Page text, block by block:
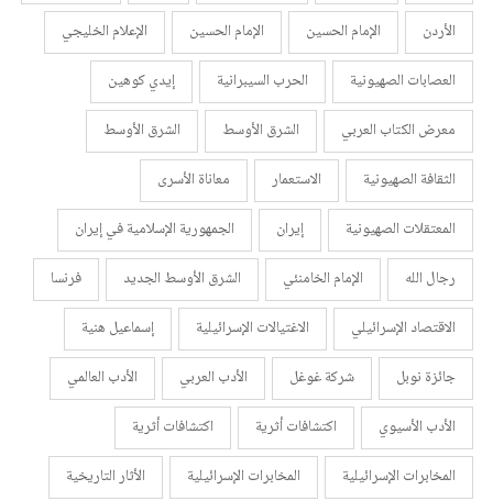
الأردن
الإمام الحسين الإمام الحسين
الإعلام الخليجي
العصابات الصهيونية
الحرب السيبرانية
إيدي كوهين
معرض الكتاب العربي
الشرق الأوسط
الشرق الأوسط
الثقافة الصهيونية
الاستعمار
معاناة الأسرى
المعتقلات الصهيونية
إيران
الجمهورية الإسلامية في إيران
رجال الله
الإمام الخامنئي الشرق الأوسط الجديد
فرنسا
الاقتصاد الإسرائيلي
الاغتيالات الإسرائيلية
إسماعيل هنية
جائزة نوبل
شركة غوغل الأدب العربي
الأدب العالمي
الأدب الأسيوي
اكتشافات أثرية
اكتشافات أثرية
المخابرات الإسرائيلية
المخابرات الإسرائيلية
الأثار التاريخية